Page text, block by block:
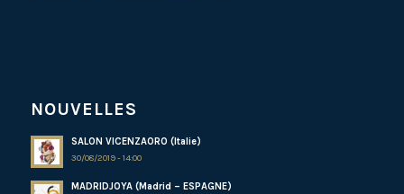
NOUVELLES
SALON VICENZAORO (Italie)
30/08/2019 - 14:00
MADRIDJOYA (Madrid – ESPAGNE)